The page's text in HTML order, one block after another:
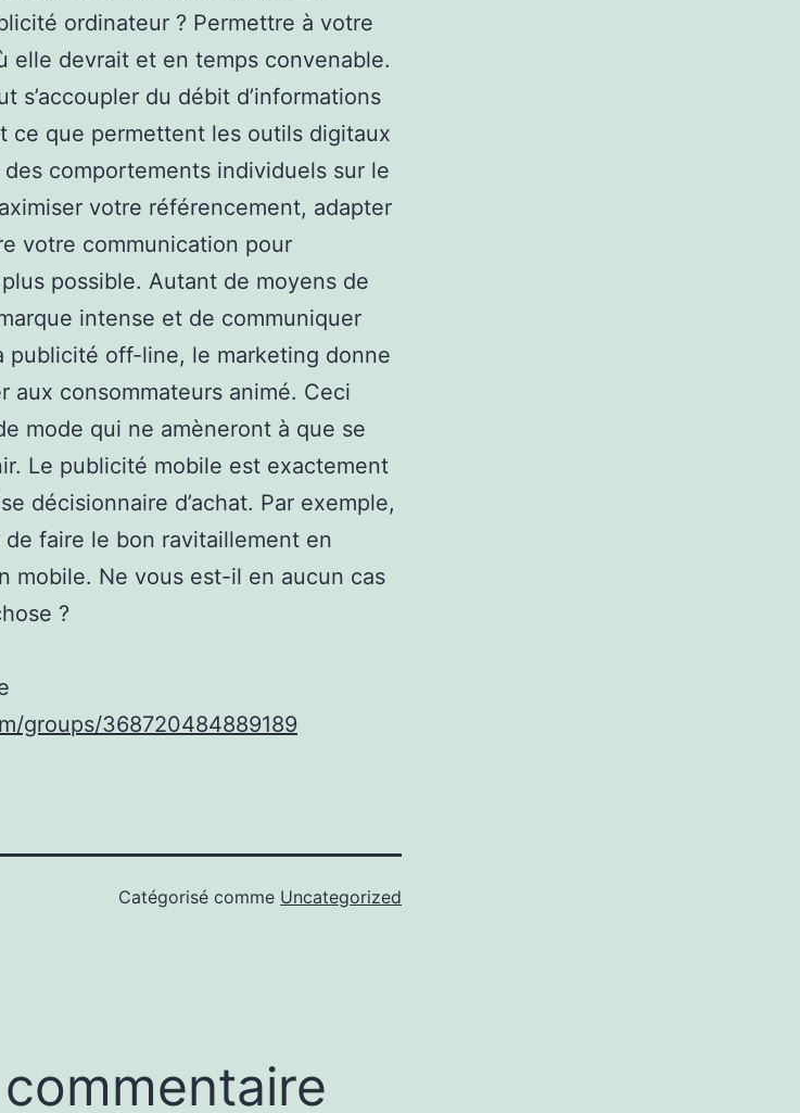
ordinateur ? Permettre à votre
elle devrait et en temps convenable.
s’accoupler du débit d’informations
ce que permettent les outils digitaux
des comportements individuels sur le
votre référencement, adapter
votre communication pour
possible. Autant de moyens de
intense et de communiquer
publicité off-line, le marketing donne
aux consommateurs animé. Ceci
mode qui ne amèneront à que se
Le publicité mobile est exactement
décisionnaire d’achat. Par exemple,
de faire le bon ravitaillement en
mobile. Ne vous est-il en aucun cas
?
groups/368720484889189
Catégorisé comme Uncategorized